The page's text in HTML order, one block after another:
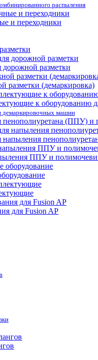
распыления
и переходники
дорожной разметки
разметки (демаркировка)
к оборудованию
демаркировочных машин
пенополиуретана (ППУ) и
напыления
ППУ и
для Fusion AP